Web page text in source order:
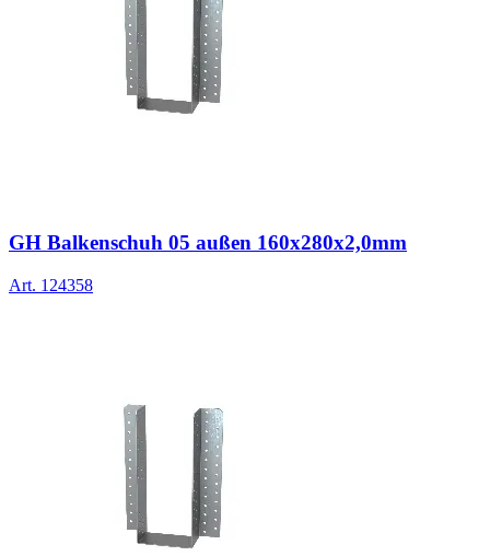
GH Balkenschuh 05 außen 160x280x2,0mm
Art. 124358